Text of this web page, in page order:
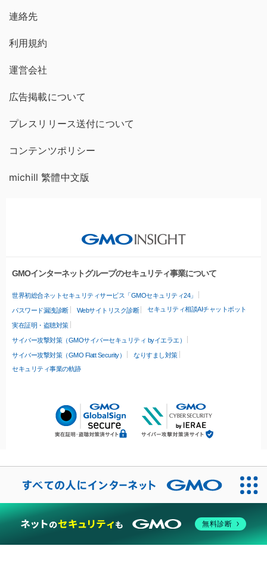
連絡先
利用規約
運営会社
広告掲載について
プレスリリース送付について
コンテンツポリシー
michill 繁體中文版
GMOインターネットグループのセキュリティ事業について
世界初総合ネットセキュリティサービス「GMOセキュリティ24」
パスワード漏洩診断 Webサイトリスク診断 セキュリティ相談AIチャットボット
実在証明・盗聴対策
サイバー攻撃対策（GMOサイバーセキュリティ byイエラエ）
サイバー攻撃対策（GMO Flatt Security）
なりすまし対策
セキュリティ事業の軌跡
無料診断